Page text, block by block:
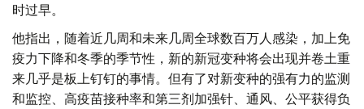
时过早。
他指出，随着近几周和未来几周全球数百万人感染，加上免
疫力下降和冬季的季节性，新的新冠变种将会出现并卷土重
来几乎是板上钉钉的事情。但有了对新变种的强有力的监测
和监控、高疫苗接种率和第三剂加强针、通风、公平获得负